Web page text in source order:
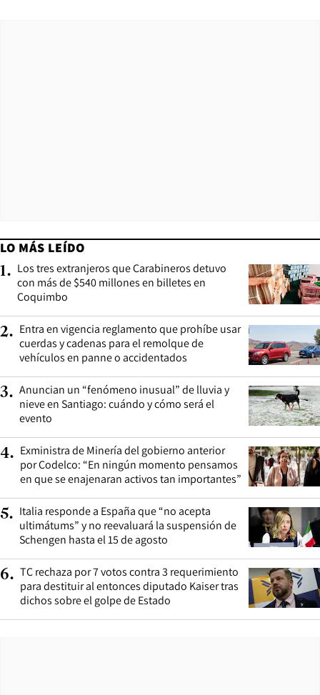
LO MÁS LEÍDO
1. Los tres extranjeros que Carabineros detuvo
con más de $540 millones en billetes en
Coquimbo
2. Entra en vigencia reglamento que prohíbe usar
cuerdas y cadenas para el remolque de
vehículos en panne o accidentados
3. Anuncian un “fenómeno inusual” de lluvia y
nieve en Santiago: cuándo y cómo será el
evento
4. Exministra de Minería del gobierno anterior
por Codelco: “En ningún momento pensamos
en que se enajenaran activos tan importantes”
5. Italia responde a España que “no acepta
ultimátums” y no reevaluará la suspensión de
Schengen hasta el 15 de agosto
6. TC rechaza por 7 votos contra 3 requerimiento
para destituir al entonces diputado Kaiser tras
dichos sobre el golpe de Estado